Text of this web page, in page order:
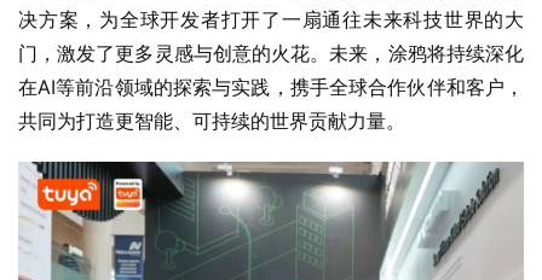
决方案，为全球开发者打开了一扇通往未来科技世界的大
门，激发了更多灵感与创意的火花。未来，涂鸦将持续深化
在AI等前沿领域的探索与实践，携手全球合作伙伴和客户，
共同为打造更智能、可持续的世界贡献力量。